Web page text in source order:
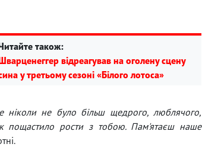
також:
відреагував на оголену сцену
у третьому сезоні «Білого лотоса»
не було більш щедрого, люблячого,
пощастило рости з тобою. Пам'ятаєш наше